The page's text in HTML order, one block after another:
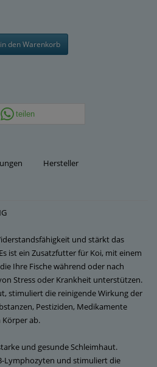
in den Warenkorb
teilen
Hersteller
und stärkt das
ist ein Zusatzfutter für Koi, mit einem
Ihre Fische während oder nach
Stress oder Krankheit unterstützen.
stimuliert die reinigende Wirkung der
Pestiziden, Medikamente
Körper ab.
und gesunde Schleimhaut.
Lymphozyten und stimuliert die